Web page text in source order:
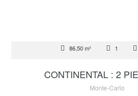
86,50 m² 1
CONTINENTAL : 2
Monte-Carlo